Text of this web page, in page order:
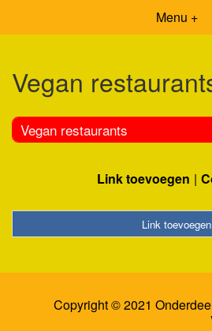
Menu +
Vegan
Vegan restaurants
Link toevoegen
Link toevoegen
Copyright © 2021